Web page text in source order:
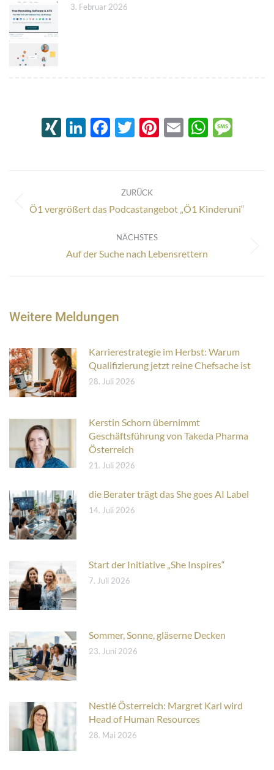
3. Februar 2026
XINGLinkedIn
Facebook
Twitter
Pinterest
Email
ZURÜCK
Vorheriger
Ö1 vergrößert das Podcastangebot „Ö1 Kinderuni“
NÄCHSTES
Nächster
Auf der Suche nach Lebensrettern
Weitere Meldungen
Karrierestrategie im Herbst: Warum
Qualifizierung jetzt reine Chefsache ist
28. Juli 2026
Kerstin Schorn übernimmt
Geschäftsführung von Takeda Pharma
Österreich
21. Juli 2026
die Berater trägt das She goes AI Label
14. Juli 2026
Start der Initiative „She Inspires“
7. Juli 2026
Sommer, Sonne, gläserne Decken
23. Juni 2026
Nestlé Österreich: Margret Karl wird
Head of Human Resources
28. Mai 2026